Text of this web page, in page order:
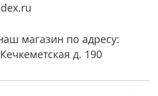
магазин по адресу:
д. 190